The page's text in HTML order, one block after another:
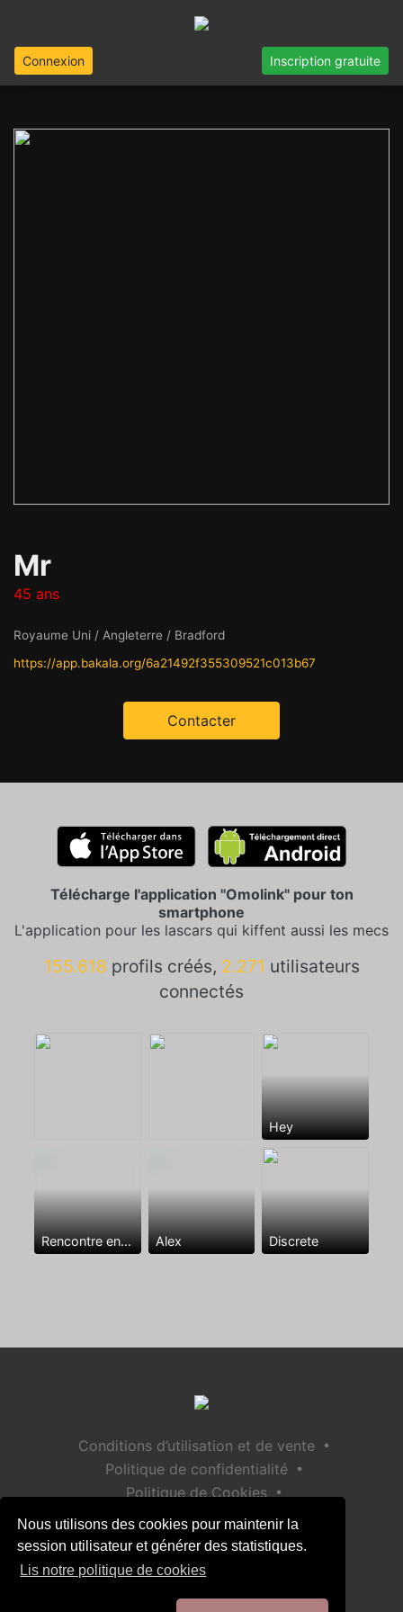
Nous utilisons des cookies pour maintenir la
session utilisateur et générer des statistiques.
Lis notre politique de cookies
Connexion Inscription gratuite
Mr
45 ans
Royaume Uni / Angleterre / Bradford
https://app.bakala.org/6a21492f355309521c013b67
Contacter
Télécharge l'application "Omolink" pour ton
smartphone
L'application pour les lascars qui kiffent aussi les mecs
155.618 profils créés, 2.271 utilisateurs
connectés
Hey
Rencontre entre mecs Alex Discrete
Conditions d’utilisation et de vente •
Politique de confidentialité •
Politique de Cookies •
Politique de sécurité des enfants
Aide / Contact